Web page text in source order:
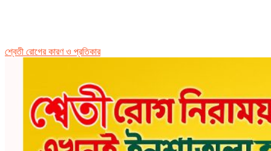
শ্বেতী রোগের কারণ ও প্রতিকার